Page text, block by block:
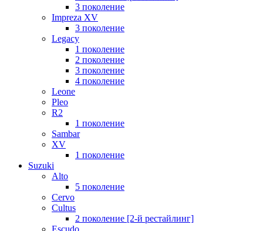
3 поколение
Impreza XV
3 поколение
Legacy
1 поколение
2 поколение
3 поколение
4 поколение
Leone
Pleo
R2
1 поколение
Sambar
XV
1 поколение
Suzuki
Alto
5 поколение
Cervo
Cultus
2 поколение [2-й рестайлинг]
Escudo